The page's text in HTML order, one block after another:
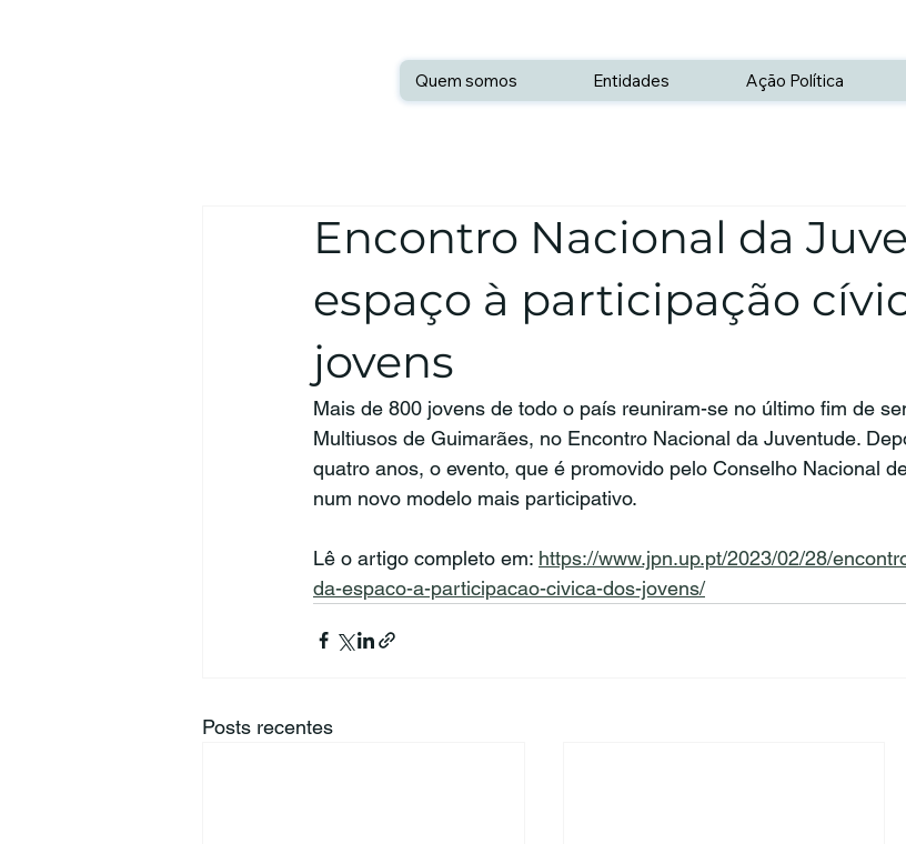
Quem somos Entidades Ação Política
Encontro Nacional da
espaço à participação
jovens
Mais de 800 jovens de todo o país reuniram-se no último fim de
Multiusos de Guimarães, no Encontro Nacional da Juventude.
quatro anos, o evento, que é promovido pelo Conselho Nacional
num novo modelo mais participativo.
Lê o artigo completo em: https://www.jpn.up.pt/2023/02/28/
da-espaco-a-participacao-civica-dos-jovens/
Posts recentes